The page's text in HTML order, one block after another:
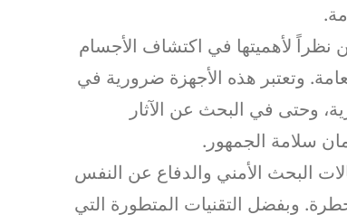
لأهميتها في اكتشاف الأجسام
وتعتبر هذه الأجهزة ضرورية في
وحتى في البحث عن الآثار
سلامة الجمهور.
البحث الأمني والدفاع عن النفس
وبفضل التقنيات المتطورة التي